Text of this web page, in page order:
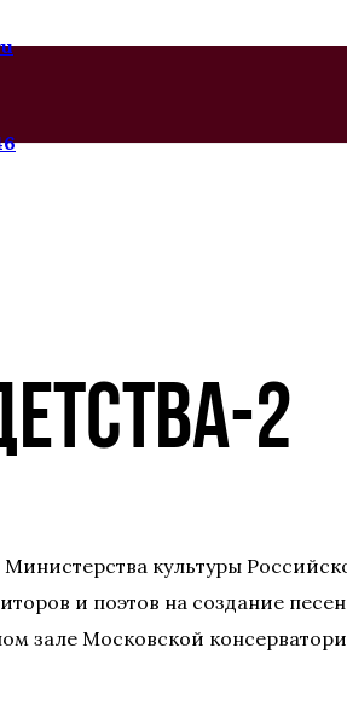
2
культуры
и поэтов на создание
зале Московской